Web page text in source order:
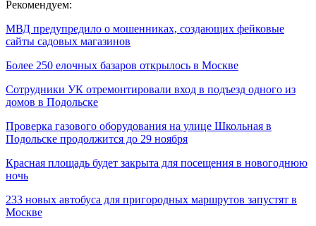
Рекомендуем:
МВД предупредило о мошенниках, создающих фейковые
сайты садовых магазинов
Более 250 елочных базаров открылось в Москве
Сотрудники УК отремонтировали вход в подъезд одного из
домов в Подольске
Проверка газового оборудования на улице Школьная в
Подольске продолжится до 29 ноября
Красная площадь будет закрыта для посещения в новогоднюю
ночь
233 новых автобуса для пригородных маршрутов запустят в
Москве